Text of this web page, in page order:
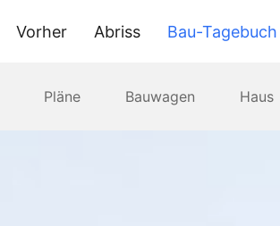
Vorher Abriss Bau-Tagebuch
Pläne Bauwagen Haus